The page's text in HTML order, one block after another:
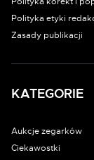
Polityka etyki
Zasady publikacji
KATEGORIE
Aukcje zegarków
Ciekawostki